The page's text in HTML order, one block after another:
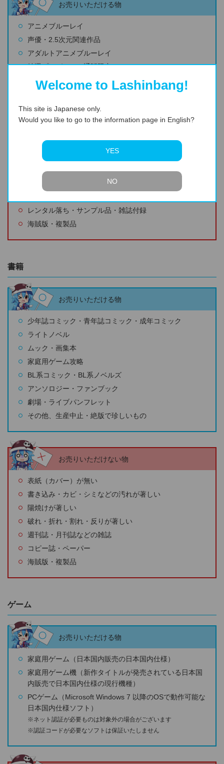
お売りいただける物
アニメブルーレイ
声優・2.5次元関連作品
アダルトアニメブルーレイ
抽選プレゼントや通販限定
全巻購入特典
ジャケットなどの汚れが著しい
ディスク再生面のキズが著しいまたは再生不可能なキズ
ケースの破損・歌詞カード・ジャケット欠品・欠損が著
レンタル落ち・サンプル品・雑誌付録
海賊版・複製品
書籍
お売りいただける物
少年誌コミック・青年誌コミック・成年コミック
ライトノベル
ムック・画集本
家庭用ゲーム攻略
BL系コミック・BL系ノベルズ
アンソロジー・ファンブック
劇場・ライブパンフレット
その他、生産中止・絶版で珍しいもの
お売りいただけない物
表紙（カバー）が無い
書き込み・カビ・シミなどの汚れが著しい
陽焼けが著しい
破れ・折れ・割れ・反りが著しい
週刊誌・月刊誌などの雑誌
コピー誌・ペーパー
海賊版・複製品
ゲーム
お売りいただける物
家庭用ゲーム（日本国内販売の日本国内仕様）
家庭用ゲーム機（新作タイトルが発売されている日本国
内販売で日本国内仕様の現行機種）
PCゲーム（Microsoft Windows 7 以降のOSで動作可能な
日本国内仕様ソフト）
※ネット認証が必要ものは対象外の場合がございます
※認証コードが必要なソフトは保証いたしません
Welcome to Lashinbang!
This site is Japanese only.
Would you like to go to the information page in English?
YES
NO